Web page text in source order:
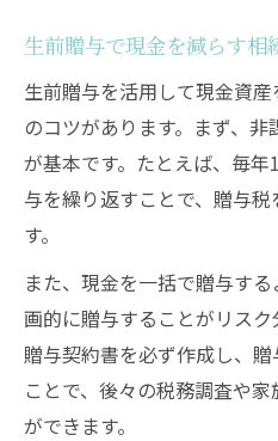
生前贈与で現金を減らす相
生前贈与を活用して現金資
のコツがあります。まず、
が基本です。たとえば、毎
与を繰り返すことで、贈与
す。
また、現金を一括で贈与す
画的に贈与することがリスク
贈与契約書を必ず作成し、
ことで、後々の税務調査や
ができます。